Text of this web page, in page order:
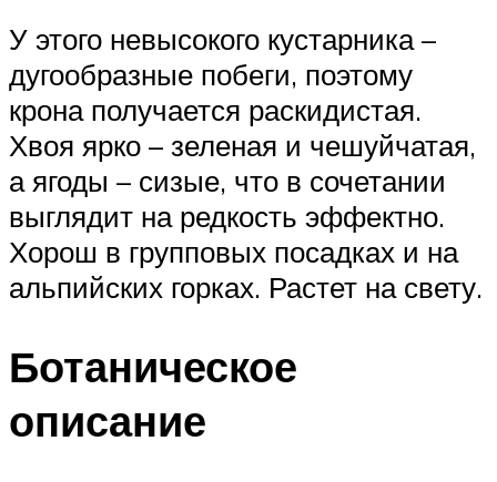
У этого невысокого кустарника –
дугообразные побеги, поэтому
крона получается раскидистая.
Хвоя ярко – зеленая и чешуйчатая,
а ягоды – сизые, что в сочетании
выглядит на редкость эффектно.
Хорош в групповых посадках и на
альпийских горках. Растет на свету.
Ботаническое
описание